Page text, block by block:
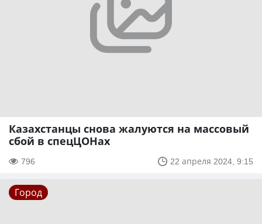
Казахстанцы снова жалуются на массовый
сбой в спецЦОНах
796 22 апреля 2024, 9:15
Город